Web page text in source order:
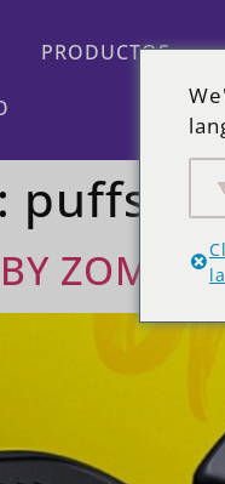
PRODUCTOS
puffs
ZOMO,